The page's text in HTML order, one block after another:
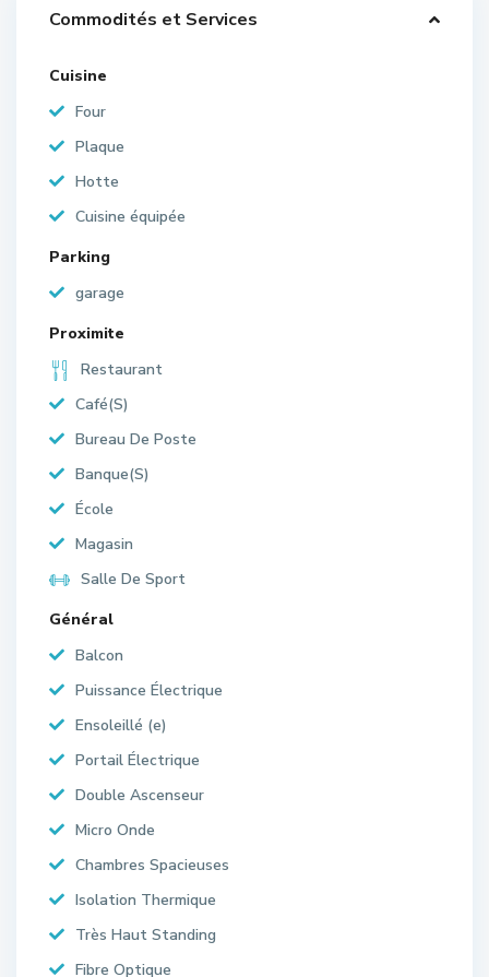
Commodités et Services
Cuisine
Four
Plaque
Hotte
Cuisine équipée
Parking
garage
Proximite
Restaurant
Café(S)
Bureau De Poste
Banque(S)
École
Magasin
Salle De Sport
Général
Balcon
Puissance Électrique
Ensoleillé (e)
Portail Électrique
Double Ascenseur
Micro Onde
Chambres Spacieuses
Isolation Thermique
Très Haut Standing
Fibre Optique